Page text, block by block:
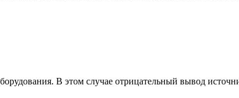
В этом случае отрицательный вывод